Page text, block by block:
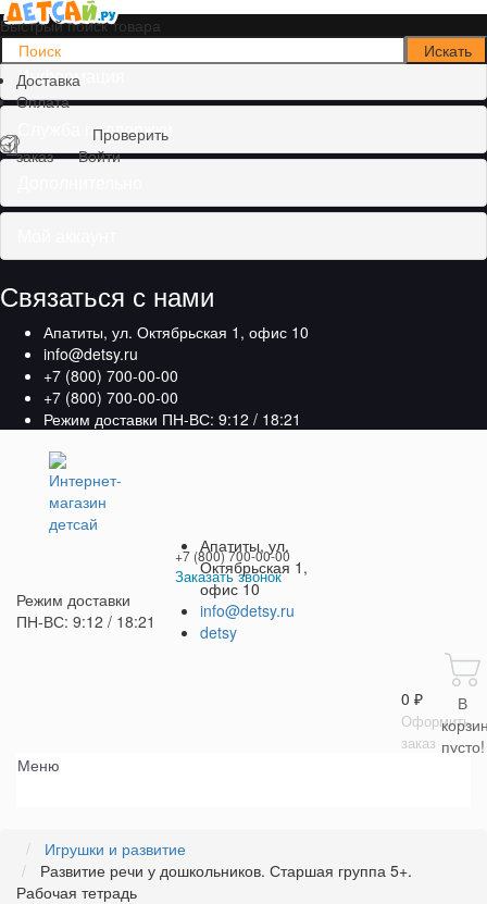
Быстрый поиск товара
Доставка
Оплата
Проверить
заказ
Войти
Информация
Служба поддержки
Связаться с нами
Апатиты, ул. Октябрьская 1, офис 10
info@detsy.ru
+7 (800) 700-00-00
+7 (800) 700-00-00
Режим доставки ПН-ВС: 9:12 / 18:21
+7 (800) 700-00-00
Заказать звонок
+7 (800) 700-00-00
Работаем без выходных
Апатиты, ул.
Октябрьская 1,
офис 10
info@detsy.ru
detsy
Режим доставки
ПН-ВС: 9:12 / 18:21
В
пусто!
0 ₽
Оформить
заказ
Меню
Игрушки и развитие
Развитие речи у дошкольников. Старшая группа 5+.
Рабочая тетрадь